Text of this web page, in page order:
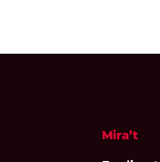
Mira’t